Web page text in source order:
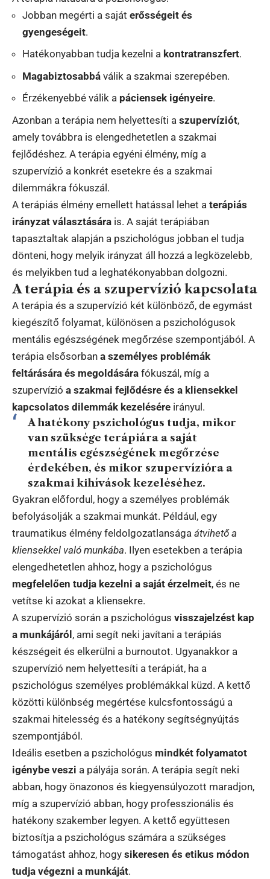
Jobban megérti a saját erősségeit és
gyengeségeit.
Hatékonyabban tudja kezelni a kontratranszfert.
Magabiztosabbá válik a szakmai szerepében.
Érzékenyebbé válik a páciensek igényeire.
Azonban a terápia nem helyettesíti a szupervíziót,
amely továbbra is elengedhetetlen a szakmai
fejlődéshez. A terápia egyéni élmény, míg a
szupervízió a konkrét esetekre és a szakmai
dilemmákra fókuszál.
A terápiás élmény emellett hatással lehet a terápiás
irányzat választására is. A saját terápiában
tapasztaltak alapján a pszichológus jobban el tudja
dönteni, hogy melyik irányzat áll hozzá a legközelebb,
és melyikben tud a leghatékonyabban dolgozni.
A terápia és a szupervízió kapcsolata
A terápia és a szupervízió két különböző, de egymást
kiegészítő folyamat, különösen a pszichológusok
mentális egészségének megőrzése szempontjából. A
terápia elsősorban a személyes problémák
feltárására és megoldására fókuszál, míg a
szupervízió a szakmai fejlődésre és a kliensekkel
kapcsolatos dilemmák kezelésére irányul.
A hatékony pszichológus tudja, mikor
van szüksége terápiáraa saját
mentális egészségének megőrzése
érdekében, és mikor szupervízióra a
szakmai kihívások kezeléséhez.
Gyakran előfordul, hogy a személyes problémák
befolyásolják a szakmai munkát. Például, egy
traumatikus élmény feldolgozatlansága átvihető a
kliensekkel való munkába. Ilyen esetekben a terápia
elengedhetetlen ahhoz, hogy a pszichológus
megfelelően tudja kezelni a saját érzelmeit, és ne
vetítse ki azokat a kliensekre.
A szupervízió során a pszichológus visszajelzést kap
a munkájáról, ami segít neki javítani a terápiás
készségeit és elkerülni a burnoutot. Ugyanakkor a
szupervízió nem helyettesíti a terápiát, ha a
pszichológus személyes problémákkal küzd. A kettő
közötti különbség megértése kulcsfontosságú a
szakmai hitelesség és a hatékony segítségnyújtás
szempontjából.
Ideális esetben a pszichológus mindkét folyamatot
igénybe veszi a pályája során. A terápia segít neki
abban, hogy önazonos és kiegyensúlyozott maradjon,
míg a szupervízió abban, hogy professzionális és
hatékony szakember legyen. A kettő együttesen
biztosítja a pszichológus számára a szükséges
támogatást ahhoz, hogy sikeresen és etikus módon
tudja végezni a munkáját.